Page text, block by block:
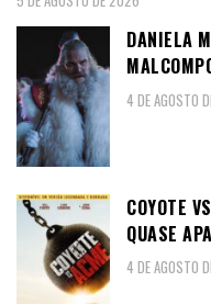
DANIELA
4 DE AGOSTO
COYOTE
QUASE
4 DE AGOSTO